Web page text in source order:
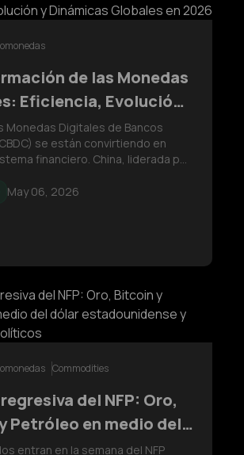
de las Monedas
Eficiencia, Evolución
Globales en 2026
Monedas Digitales de Bancos
se están convirtiendo en
financiero. China, liderada por
e-CNY, mientras que Europa, a
cauteloso y centra
May 06, 2026
Commodities
del NFP: Oro,
Petróleo en medio del
y riesgos
entran en la semana del NFP